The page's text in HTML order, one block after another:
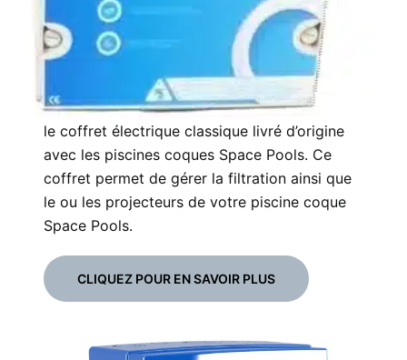
le coffret électrique classique livré d’origine
avec les piscines coques Space Pools. Ce
coffret permet de gérer la filtration ainsi que
le ou les projecteurs de votre piscine coque
Space Pools.
CLIQUEZ POUR EN SAVOIR PLUS